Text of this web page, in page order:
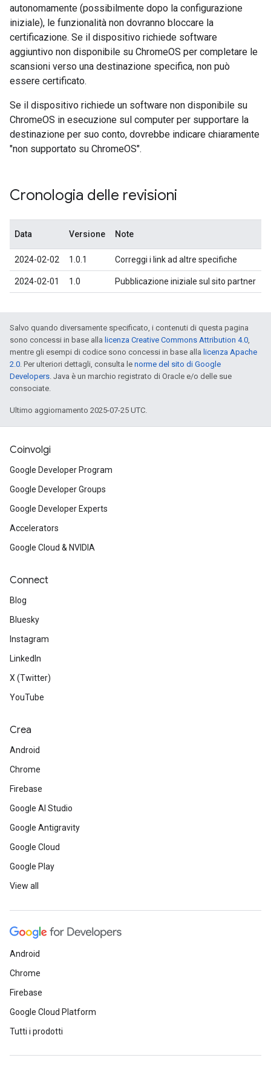
autonomamente (possibilmente dopo la configurazione
iniziale), le funzionalità non dovranno bloccare la
certificazione. Se il dispositivo richiede software
aggiuntivo non disponibile su ChromeOS per completare le
scansioni verso una destinazione specifica, non può
essere certificato.
Se il dispositivo richiede un software non disponibile su
ChromeOS in esecuzione sul computer per supportare la
destinazione per suo conto, dovrebbe indicare chiaramente
"non supportato su ChromeOS".
Cronologia delle revisioni
Data Versione Note
2024-02-02 1.0.1 Correggi i link ad altre specifiche
2024-02-01 1.0 Pubblicazione iniziale sul sito partner
Salvo quando diversamente specificato, i contenuti di questa pagina
sono concessi in base alla licenza Creative Commons Attribution 4.0,
mentre gli esempi di codice sono concessi in base alla licenza Apache
2.0. Per ulteriori dettagli, consulta le norme del sito di Google
Developers. Java è un marchio registrato di Oracle e/o delle sue
consociate.
Ultimo aggiornamento 2025-07-25 UTC.
Coinvolgi
Google Developer Program
Google Developer Groups
Google Developer Experts
Accelerators
Google Cloud & NVIDIA
Connect
Blog
Bluesky
Instagram
LinkedIn
X (Twitter)
YouTube
Crea
Android
Chrome
Firebase
Google AI Studio
Google Antigravity
Google Cloud
Google Play
View all
Android
Chrome
Firebase
Google Cloud Platform
Tutti i prodotti